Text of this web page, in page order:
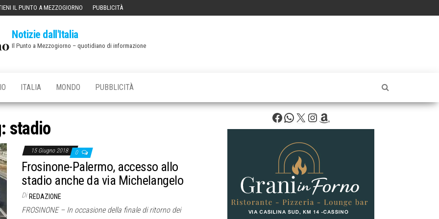
IL PUNTO A MEZZOGIORNO PUBBLICITÀ
Notizie dall'Italia
Il Punto a Mezzogiorno – quotidiano di informazione
ITALIA MONDO PUBBLICITÀ
stadio
15 Giugno 2018 0
Frosinone-Palermo, accesso allo
stadio anche da via Michelangelo
Di REDAZIONE
FROSINONE – In occasione della finale di ritorno dei
Facebook
WhatsApp
X Instagram
Amazon